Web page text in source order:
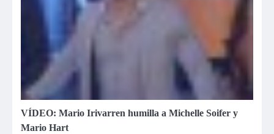
VÍDEO: Mario Irivarren humilla a Michelle Soifer y
Mario Hart